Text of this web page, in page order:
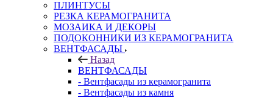
ПЛИНТУСЫ
РЕЗКА КЕРАМОГРАНИТА
МОЗАИКА И ДЕКОРЫ
ПОДОКОННИКИ ИЗ КЕРАМОГРАНИТА
ВЕНТФАСАДЫ
Назад
ВЕНТФАСАДЫ
- Вентфасады из керамогранита
- Вентфасады из камня